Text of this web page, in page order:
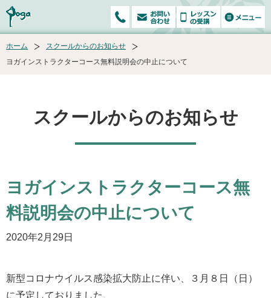
ホーム
スクールからのお知らせ
ヨガインストラクターコース無料説明会の中止について
スクールからのお知らせ
ヨガインストラクターコース無
料説明会の中止について
2020年2月29日
新型コロナウイルス感染拡大防止に伴い、３月８日（日）
に予定しておりました、